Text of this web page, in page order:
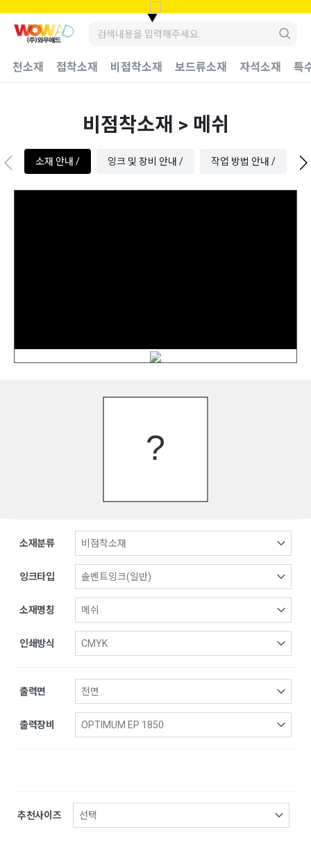
▼
천소재 점착소재 비점착소재 보드류소재 자석소재 특
비점착소재 > 메쉬
소재 안내 / 잉크 및 장비 안내 / 작업 방법 안내 /
소재분류
잉크타입
소재명칭
인쇄방식
출력면
출력장비
추천사이즈